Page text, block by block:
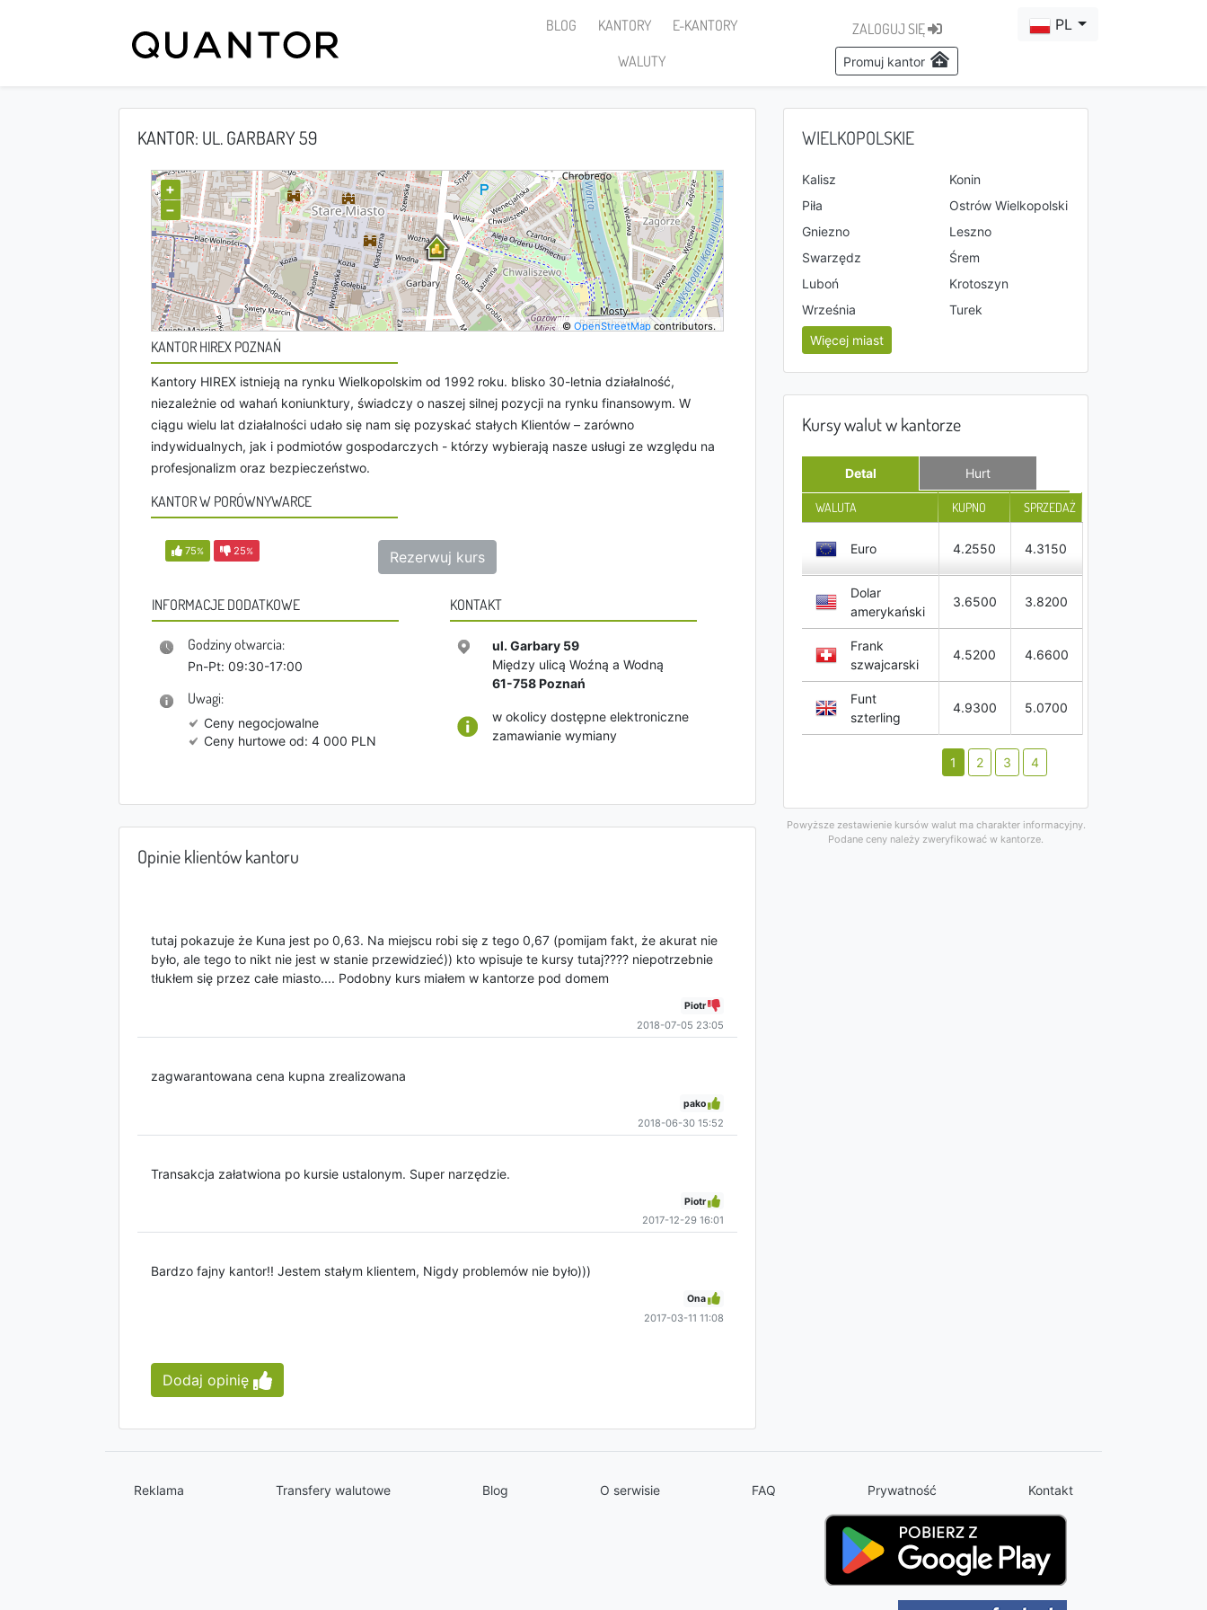
BLOG KANTORY
E-KANTORY
WALUTY
ZALOGUJ SIĘ
Promuj kantor
PL
KANTOR: UL. GARBARY 59
+
−
©OpenStreetMapcontributors.
KANTOR HIREX POZNAŃ
Kantory HIREX istnieją na rynku Wielkopolskim od 1992 roku. blisko 30-letnia działalność,
niezależnie od wahań koniunktury, świadczy o naszej silnej pozycji na rynku finansowym. W
ciągu wielu lat działalności udało się nam się pozyskać stałych Klientów – zarówno
indywidualnych, jak i podmiotów gospodarczych - którzy wybierają nasze usługi ze względu na
profesjonalizm oraz bezpieczeństwo.
KANTOR W PORÓWNYWARCE
75% 25% Rezerwuj kurs
INFORMACJE DODATKOWE
Godziny otwarcia:
Pn-Pt: 09:30-17:00
Uwagi:
Ceny negocjowalne
Ceny hurtowe od: 4 000 PLN
KONTAKT
ul. Garbary 59
Między ulicą Woźną a Wodną
61-758Poznań
w okolicy dostępne elektroniczne
zamawianie wymiany
Opinie klientów kantoru
tutaj pokazuje że Kuna jest po 0,63. Na miejscu robi się z tego 0,67 (pomijam fakt, że akurat nie
było, ale tego to nikt nie jest w stanie przewidzieć)) kto wpisuje te kursy tutaj???? niepotrzebnie
tłukłem się przez całe miasto.... Podobny kurs miałem w kantorze pod domem
Piotr
2018-07-05 23:05
zagwarantowana cena kupna zrealizowana
pako
2018-06-30 15:52
Transakcja załatwiona po kursie ustalonym. Super narzędzie.
Piotr
2017-12-29 16:01
Bardzo fajny kantor!! Jestem stałym klientem, Nigdy problemów nie było)))
Ona
2017-03-11 11:08
Dodaj opinię
WIELKOPOLSKIE
Kalisz
Konin
Piła
Ostrów Wielkopolski
Gniezno
Leszno
Swarzędz
Śrem
Luboń
Krotoszyn
Września
Turek
Więcej miast
Kursy walut w kantorze
Detal Hurt
WALUTA KUPNO SPRZEDAŻ
Euro 4.2550 4.3150
Dolar
amerykański
3.6500 3.8200
Frank
szwajcarski
4.5200 4.6600
Funt
szterling
4.9300 5.0700
1 2 3 4
Powyższe zestawienie kursów walut ma charakter informacyjny.
Podane ceny należy zweryfikować w kantorze.
Reklama Transfery walutowe Blog O serwisie FAQ Prywatność Kontakt